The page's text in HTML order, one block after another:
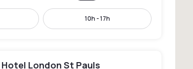
10h - 17h
London St Pauls